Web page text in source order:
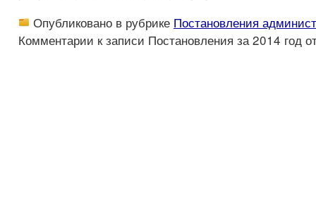
Опубликовано в рубрике Постановления
Комментарии к записи Постановления за 2014 год